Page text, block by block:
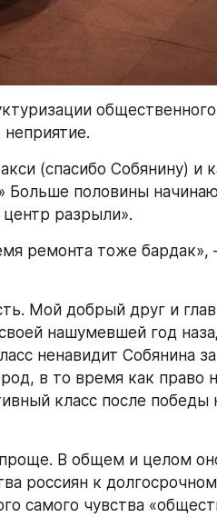
(спасибо Собянину) и
Больше половины
разрыли».
ремонта тоже
Мой добрый друг и
нашумевшей год
ненавидит Собянина
в то время как право
класс после
В общем и целом
россиян к
самого чувства